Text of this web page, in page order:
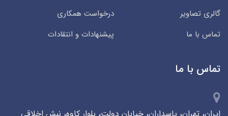
گالری تصاویر
درخواست همکاری
تماس با ما
پیشنهادات و انتقادات
تماس با ما